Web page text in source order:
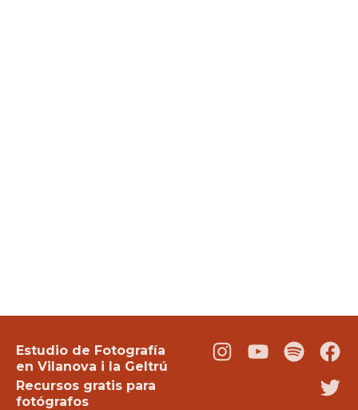
Estudio de Fotografía
en Vilanova i la Geltrú
Recursos gratis para
fotógrafos
Instagram
YoutubePodcast